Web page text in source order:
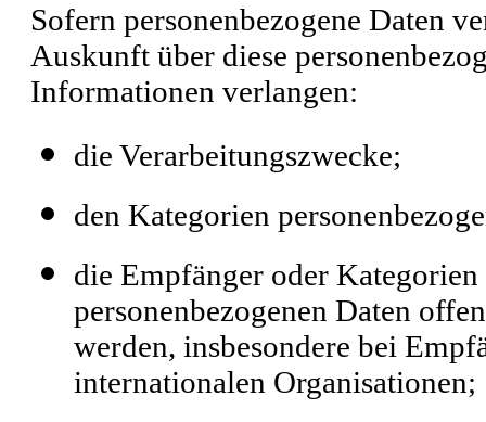
Sofern personenbezogene Daten
Auskunft über diese
Informationen verlangen:
die Verarbeitungszwecke;
den Kategorien
die Empfänger oder
personenbezogenen Daten
werden, insbesondere bei
internationalen Organisationen;